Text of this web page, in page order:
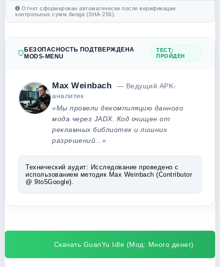
Отчет сформирован автоматически после верификации
контрольных сумм билда (SHA-256).
БЕЗОПАСНОСТЬ ПОДТВЕРЖДЕНА
MODS-MENU
ТЕСТ:
ПРОЙДЕН
Max Weinbach
— Ведущий APK-
аналитик
«Мы провели декомпиляцию данного
мода через JADX. Код очищен от
рекламных библиотек и лишних
разрешений...»
Технический аудит: Исследование проведено с
использованием методик Max Weinbach (Contributor
@ 9to5Google).
Скачать GuanYu Idle (Мод: Много денег)